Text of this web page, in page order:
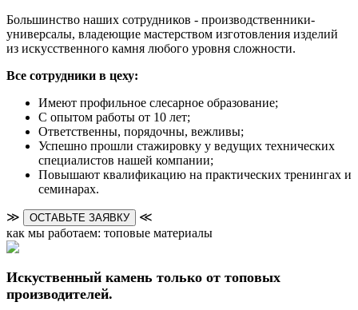
Большинство наших сотрудников - производственники-
универсалы, владеющие мастерством изготовления изделий
из искусственного камня любого уровня сложности.
Все сотрудники в цеху:
Имеют профильное слесарное образование;
С опытом работы от 10 лет;
Ответственны, порядочны, вежливы;
Успешно прошли стажировку у ведущих технических
специалистов нашей компании;
Повышают квалификацию на практических тренингах и
семинарах.
≫ ОСТАВЬТЕ ЗАЯВКУ
≪
как мы работаем: топовые материалы
Искуственный камень только от топовых
производителей.